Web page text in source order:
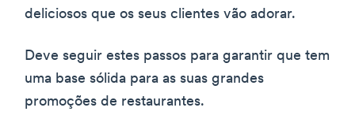
deliciosos que os seus clientes vão adorar.
Deve seguir estes passos para garantir que tem
uma base sólida para as suas grandes
promoções de restaurantes.